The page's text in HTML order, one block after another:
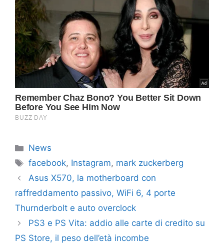
Categorie
News
Tag
facebook, Instagram, mark zuckerberg
Asus X570, la motherboard con
raffreddamento passivo, WiFi 6, 4 porte
Thurnderbolt e auto overclock
PS3 e PS Vita: addio alle carte di credito su
PS Store, il peso dell’età incombe